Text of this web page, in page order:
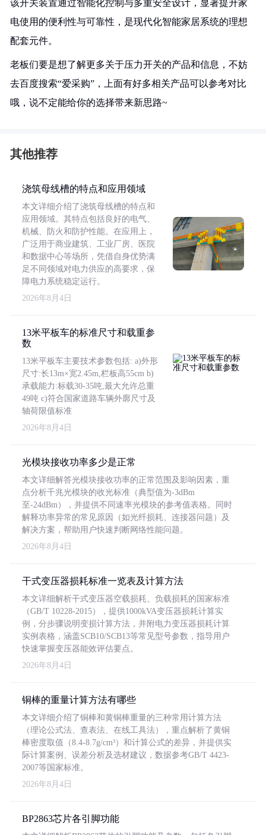
该开关装置通过智能化控制与多重安全设计，显著提升家
电使用的便利性与可靠性，是现代化智能家居系统的理想
配套元件。
老板们要是想了解更多关于压力开关的产品和信息，不妨
去百度搜索“爱采购”，上面有好多相关产品可以参考对比
哦，说不定能给你的选择带来新思路~
其他推荐
浇筑母线槽的特点和应用领域
本文详细介绍了浇筑母线槽的特点和
应用领域。其特点包括良好的电气、
机械、防火和防护性能。在应用上，
广泛用于商业建筑、工业厂房、医院
和数据中心等场所，凭借自身优势满
足不同领域对电力供应的高要求，保
障电力系统稳定运行。
2026年8月4日
13米平板车的标准尺寸和载重参
数
13米平板车主要技术参数包括: a)外形
尺寸:长13m×宽2.45m,栏板高55cm b)
承载能力:标载30-35吨,最大允许总重
49吨 c)符合国家道路车辆外廓尺寸及
轴荷限值标准
2026年8月4日
光模块接收功率多少是正常
本文详细解答光模块接收功率的正常范围及影响因素，重
点分析千兆光模块的收光标准（典型值为-3dBm
至-24dBm），并提供不同速率光模块的参考值表格。同时
解释功率异常的常见原因（如光纤损耗、连接器问题）及
解决方案，帮助用户快速判断网络性能问题。
2026年8月4日
干式变压器损耗标准一览表及计算方法
本文详细解析干式变压器空载损耗、负载损耗的国家标准
（GB/T 10228-2015），提供1000kVA变压器损耗计算实
例，分步骤说明变损计算方法，并附电力变压器损耗计算
实例表格，涵盖SCB10/SCB13等常见型号参数，指导用户
快速掌握变压器能效评估要点。
2026年8月4日
铜棒的重量计算方法有哪些
本文详细介绍了铜棒和黄铜棒重量的三种常用计算方法
（理论公式法、查表法、在线工具法），重点解析了黄铜
棒密度取值（8.4-8.7g/cm³）和计算公式的差异，并提供实
际计算案例、误差分析及选材建议，数据参考GB/T 4423-
2007等国家标准。
2026年8月4日
BP2863芯片各引脚功能